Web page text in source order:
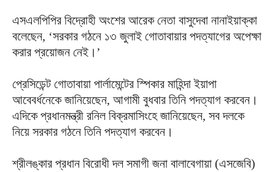
এসএলপিপির বিদ্রোহী অংশের আরেক নেতা বাসুদেবা নানাইয়াক্কা
বলেছেন, ‘সরকার গঠনে ১৩ জুলাই গোতাবায়ার পদত্যাগের অপেক্ষা
করার প্রয়োজন নেই।’
প্রেসিডেন্ট গোতাবায়া পার্লামেন্টের স্পিকার মাহিন্দা ইয়াপা
আবেবর্ধনেকে জানিয়েছেন, আগামী বুধবার তিনি পদত্যাগ করবেন।
এদিকে প্রধানমন্ত্রী রনিল বিক্রমাসিংহে জানিয়েছেন, সব দলকে
নিয়ে সরকার গঠনে তিনি পদত্যাগ করবেন।
শ্রীলঙ্কার প্রধান বিরোধী দল সমাগী জনা বালাবেগায়া (এসজেবি)